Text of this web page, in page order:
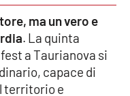
ma un vero e
. La quinta
a Taurianova si
capace di
territorio e